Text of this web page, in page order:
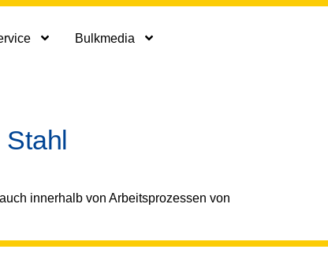
Bulkmedia
innerhalb von Arbeitsprozessen von